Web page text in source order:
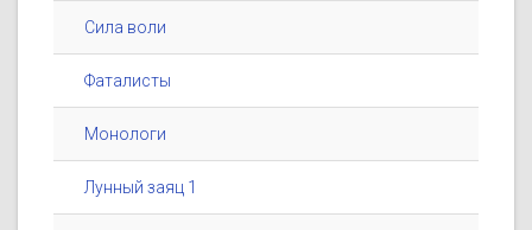
Сила воли
Фаталисты
Монологи
Лунный заяц 1